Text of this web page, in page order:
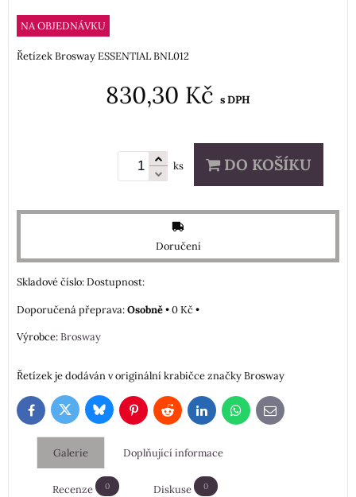
NA OBJEDNÁVKU
Řetízek Brosway ESSENTIAL BNL012
830,30 Kč s DPH
ks DO KOŠÍKU
Doručení
Skladové číslo:Dostupnost:
Osobně•0 Kč•
Výrobce:Brosway
Řetízek je dodáván v originální krabičce značky Brosway
FacebookTwitterBlueskyPinterestRedditLinkedInWhatsApp
E-
mail
Galerie Doplňující informace
Recenze 0 Diskuse 0